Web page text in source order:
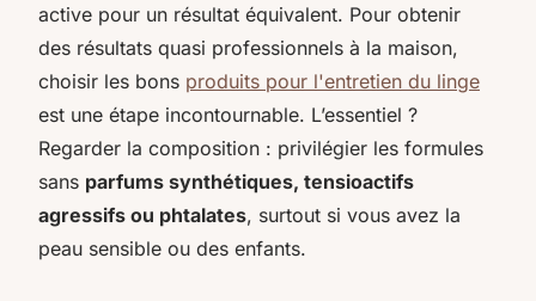
active pour un résultat équivalent. Pour obtenir
des résultats quasi professionnels à la maison,
choisir les bons produits pour l'entretien du linge
est une étape incontournable. L’essentiel ?
Regarder la composition : privilégier les formules
sans parfums synthétiques, tensioactifs
agressifs ou phtalates, surtout si vous avez la
peau sensible ou des enfants.